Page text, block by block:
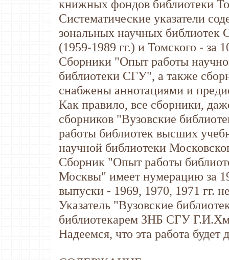
книжных фондов библиотеки
Систематические указатели
зональных научных библиотек
(1959-1989 гг.) и Томского - за
Сборники "Опыт работы
библиотеки СГУ", а также
снабжены аннотациями и
Как правило, все сборники,
сборников "Вузовские
работы библиотек высших
научной библиотеки
Сборник "Опыт работы
Москвы" имеет нумерацию за
выпуски - 1969, 1970, 1971 гг.
Указатель "Вузовские
библиотекарем ЗНБ СГУ
Надеемся, что эта работа